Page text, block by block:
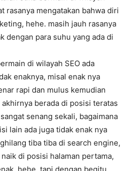
rasanya mengatakan bahwa diri
hehe. masih jauh rasanya
dengan para suhu yang ada di
di wilayah SEO ada
enaknya, misal enak nya
rapi dan mulus kemudian
berada di posisi teratas
senang sekali, bagaimana
lain ada juga tidak enak nya
tiba tiba di search engine,
di posisi halaman pertama,